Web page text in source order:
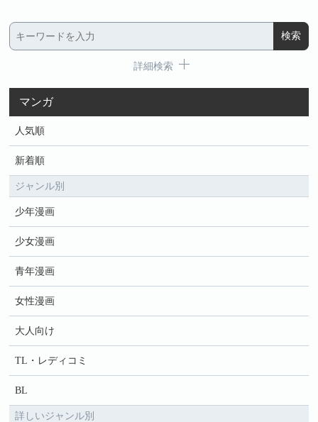
詳細検索
マンガ
人気順
新着順
ジャンル別
少年漫画
少女漫画
青年漫画
女性漫画
大人向け
TL・レディコミ
BL
詳しいジャンル別